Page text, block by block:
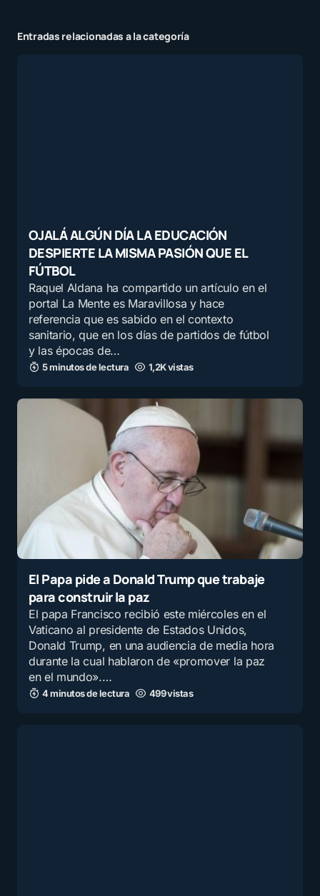
Entradas relacionadas a la categoría
OJALÁ ALGÚN DÍA LA EDUCACIÓN
DESPIERTE LA MISMA PASIÓN QUE EL
FÚTBOL
Raquel Aldana ha compartido un artículo en el
portal La Mente es Maravillosa y hace
referencia que es sabido en el contexto
sanitario, que en los días de partidos de fútbol
y las épocas de…
5 minutos de lectura 1,2K vistas
El Papa pide a Donald Trump que trabaje
para construir la paz
El papa Francisco recibió este miércoles en el
Vaticano al presidente de Estados Unidos,
Donald Trump, en una audiencia de media hora
durante la cual hablaron de «promover la paz
en el mundo».…
4 minutos de lectura 499 vistas